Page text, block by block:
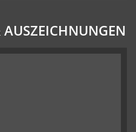
AUSZEICHNUNGEN